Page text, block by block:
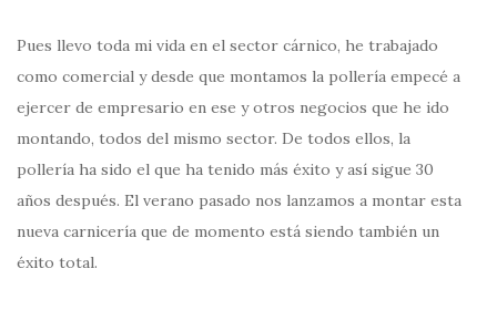
Pues llevo toda mi vida en el sector cárnico, he trabajado
como comercial y desde que montamos la pollería empecé a
ejercer de empresario en ese y otros negocios que he ido
montando, todos del mismo sector. De todos ellos, la
pollería ha sido el que ha tenido más éxito y así sigue 30
años después. El verano pasado nos lanzamos a montar esta
nueva carnicería que de momento está siendo también un
éxito total.